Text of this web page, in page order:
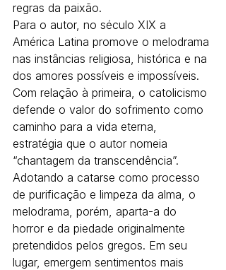
regras da paixão.
Para o autor, no século XIX a
América Latina promove o melodrama
nas instâncias religiosa, histórica e na
dos amores possíveis e impossíveis.
Com relação à primeira, o catolicismo
defende o valor do sofrimento como
caminho para a vida eterna,
estratégia que o autor nomeia
“chantagem da transcendência”.
Adotando a catarse como processo
de purificação e limpeza da alma, o
melodrama, porém, aparta-a do
horror e da piedade originalmente
pretendidos pelos gregos. Em seu
lugar, emergem sentimentos mais